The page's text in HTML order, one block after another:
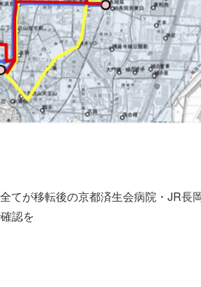
てが移転後の京都済生会病院・JR長
認を